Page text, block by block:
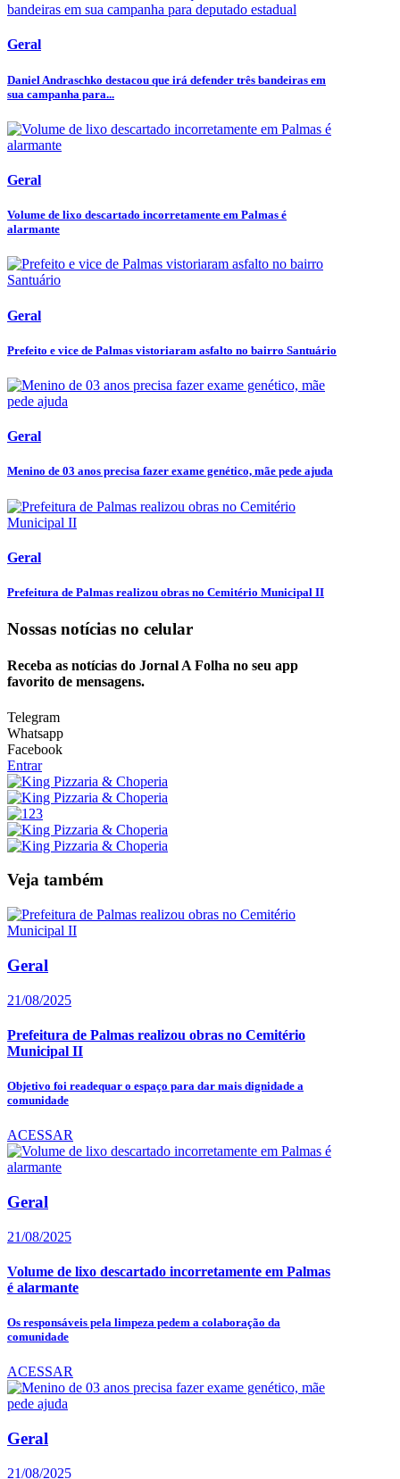
Geral
Daniel Andraschko destacou que irá defender três bandeiras em
sua campanha para...
Geral
Volume de lixo descartado incorretamente em Palmas é
alarmante
Geral
Prefeito e vice de Palmas vistoriaram asfalto no bairro Santuário
Geral
Menino de 03 anos precisa fazer exame genético, mãe pede ajuda
Geral
Prefeitura de Palmas realizou obras no Cemitério Municipal II
Nossas notícias no celular
Receba as notícias do Jornal A Folha no seu app
favorito de mensagens.
Telegram
Whatsapp
Facebook
Entrar
Veja também
Geral
21/08/2025
Prefeitura de Palmas realizou obras no Cemitério
Municipal II
Objetivo foi readequar o espaço para dar mais dignidade a
comunidade
ACESSAR
Geral
21/08/2025
Volume de lixo descartado incorretamente em Palmas
é alarmante
Os responsáveis pela limpeza pedem a colaboração da
comunidade
ACESSAR
Geral
21/08/2025